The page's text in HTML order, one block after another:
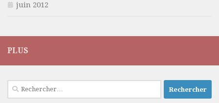
juin 2012
PLUS
Rechercher :